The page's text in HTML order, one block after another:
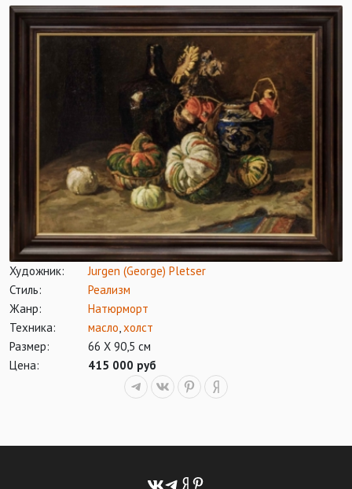
Художник:
Jurgen (George) Pletser
Стиль:
Реализм
Жанр:
Натюрморт
Техника:
масло,холст
Размер:
66 Х 90,5 см
Цена:
415 000 руб